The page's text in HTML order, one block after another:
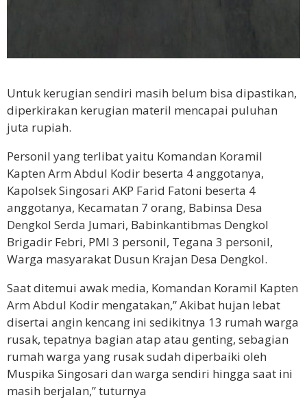
Untuk kerugian sendiri masih belum bisa dipastikan,
diperkirakan kerugian materil mencapai puluhan
juta rupiah.
Personil yang terlibat yaitu Komandan Koramil
Kapten Arm Abdul Kodir beserta 4 anggotanya,
Kapolsek Singosari AKP Farid Fatoni beserta 4
anggotanya, Kecamatan 7 orang, Babinsa Desa
Dengkol Serda Jumari, Babinkantibmas Dengkol
Brigadir Febri, PMI 3 personil, Tegana 3 personil,
Warga masyarakat Dusun Krajan Desa Dengkol.
Saat ditemui awak media, Komandan Koramil Kapten
Arm Abdul Kodir mengatakan,” Akibat hujan lebat
disertai angin kencang ini sedikitnya 13 rumah warga
rusak, tepatnya bagian atap atau genting, sebagian
rumah warga yang rusak sudah diperbaiki oleh
Muspika Singosari dan warga sendiri hingga saat ini
masih berjalan,” tuturnya